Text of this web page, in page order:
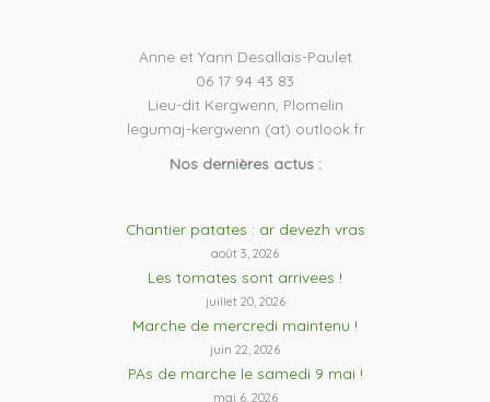
Anne et Yann Desallais-Paulet
06 17 94 43 83
Lieu-dit Kergwenn, Plomelin
legumaj-kergwenn (at) outlook.fr
Nos dernières actus :
Chantier patates : ar devezh vras
août 3, 2026
Les tomates sont arrivees !
juillet 20, 2026
Marche de mercredi maintenu !
juin 22, 2026
PAs de marche le samedi 9 mai !
mai 6, 2026